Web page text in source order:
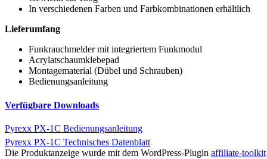
In verschiedenen Farben und Farbkombinationen erhältlich
Lieferumfang
Funkrauchmelder mit integriertem Funkmodul
Acrylatschaumklebepad
Montagematerial (Dübel und Schrauben)
Bedienungsanleitung
Verfügbare Downloads
Pyrexx PX-1C Bedienungsanleitung
Pyrexx PX-1C Technisches Datenblatt
Die Produktanzeige wurde mit dem WordPress-Plugin affiliate-toolkit